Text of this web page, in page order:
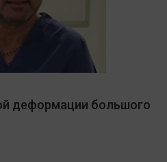
деформации большого